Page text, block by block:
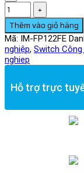
Thêm vào giỏ hàng
Mã: IM-FP122FE
nghiệp, Switch Công
nghiep
Hỗ trợ trực